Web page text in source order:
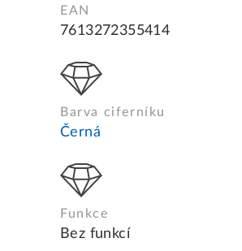
EAN
7613272355414
Barva ciferníku
Černá
Funkce
Bez funkcí